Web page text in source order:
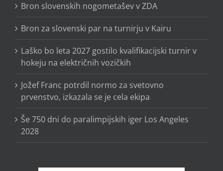
Bron slovenskih nogometašev v ZDA
Bron za slovenski par na turnirju v Kairu
Laško bo leta 2027 gostilo kvalifikacijski turnir v
hokeju na električnih vozičkih
Jožef Franc potrdil normo za svetovno
prvenstvo, izkazala se je cela ekipa
Še 750 dni do paralimpijskih iger Los Angeles
2028